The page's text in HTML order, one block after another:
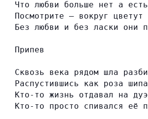
Что любви больше нет а
Посмотрите — вокруг цветут
Без любви и без ласки они
Припев
Сквозь века рядом шла
Распустившись как роза
Кто-то жизнь отдавал на
Кто-то просто спивался её